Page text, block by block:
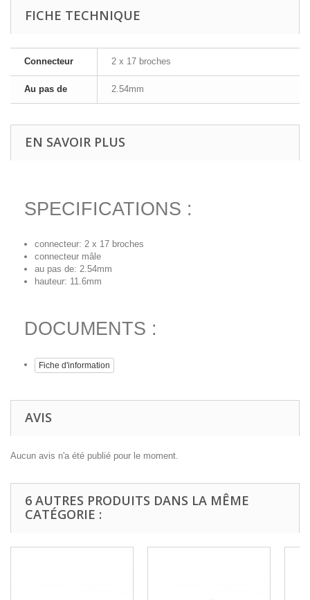
FICHE TECHNIQUE
Connecteur 2 x 17 broches
Au pas de 2.54mm
EN SAVOIR PLUS
SPECIFICATIONS :
connecteur: 2 x 17 broches
connecteur mâle
au pas de: 2.54mm
hauteur: 11.6mm
DOCUMENTS :
Fiche d'information
AVIS
Aucun avis n'a été publié pour le moment.
6 AUTRES PRODUITS DANS LA MÊME
CATÉGORIE :